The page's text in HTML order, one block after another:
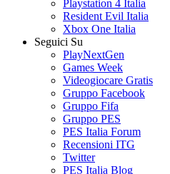
Playstation 4 Italia
Resident Evil Italia
Xbox One Italia
Seguici Su
PlayNextGen
Games Week
Videogiocare Gratis
Gruppo Facebook
Gruppo Fifa
Gruppo PES
PES Italia Forum
Recensioni ITG
Twitter
PES Italia Blog